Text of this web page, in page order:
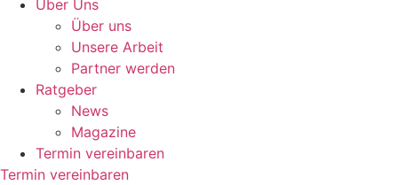
Über Uns
Über uns
Unsere Arbeit
Partner werden
Ratgeber
News
Magazine
Termin vereinbaren
Termin vereinbaren